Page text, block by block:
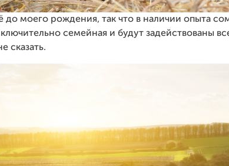
до моего рождения, так что в наличии опыта
семейная и будут задействованы
сказать.